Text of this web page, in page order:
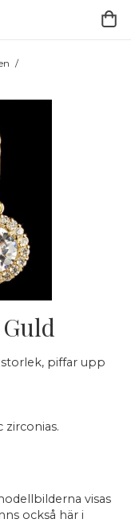
/
piffar upp
zirconias.
visas
också här i